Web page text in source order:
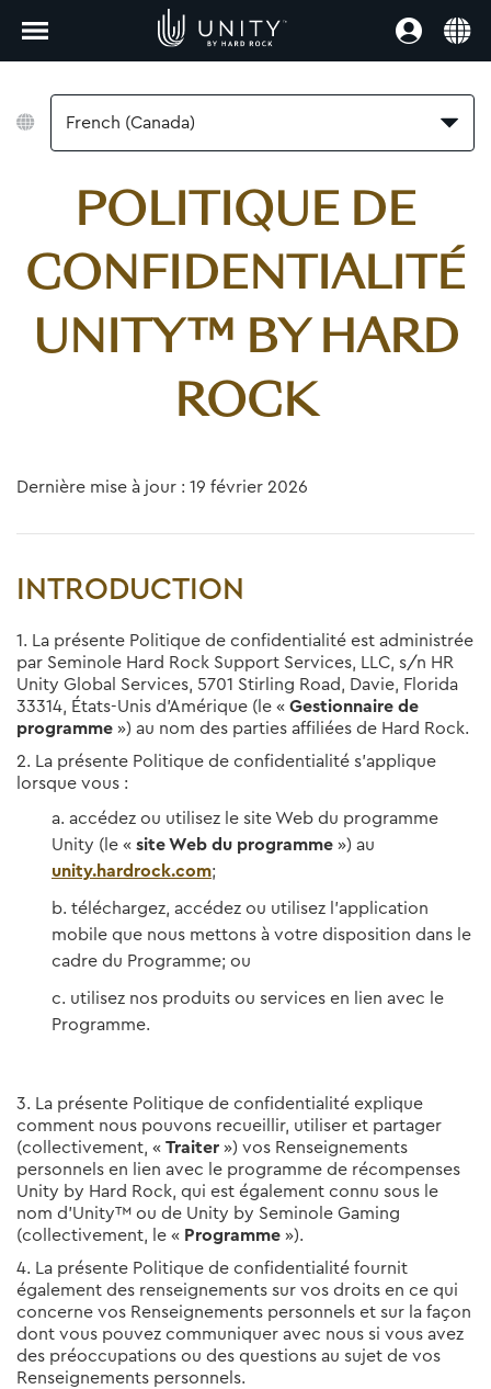
French (Canada)
POLITIQUE DE
CONFIDENTIALITÉ
UNITY™ BY HARD
ROCK
Dernière mise à jour : 19 février 2026
INTRODUCTION
1. La présente Politique de confidentialité est administrée
par Seminole Hard Rock Support Services, LLC, s/n HR
Unity Global Services, 5701 Stirling Road, Davie, Florida
33314, États-Unis d’Amérique (le « Gestionnaire de
programme ») au nom des parties affiliées de Hard Rock.
2. La présente Politique de confidentialité s’applique
lorsque vous :
accédez ou utilisez le site Web du programme
Unity (le « site Web du programme ») au
unity.hardrock.com;
téléchargez, accédez ou utilisez l’application
mobile que nous mettons à votre disposition dans le
cadre du Programme; ou
utilisez nos produits ou services en lien avec le
Programme.
3. La présente Politique de confidentialité explique
comment nous pouvons recueillir, utiliser et partager
(collectivement, « Traiter ») vos Renseignements
personnels en lien avec le programme de récompenses
Unity by Hard Rock, qui est également connu sous le
nom d’Unity™ ou de Unity by Seminole Gaming
(collectivement, le « Programme »).
4. La présente Politique de confidentialité fournit
également des renseignements sur vos droits en ce qui
concerne vos Renseignements personnels et sur la façon
dont vous pouvez communiquer avec nous si vous avez
des préoccupations ou des questions au sujet de vos
Renseignements personnels.